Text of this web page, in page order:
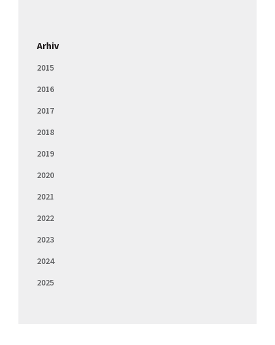
Arhiv
2015
2016
2017
2018
2019
2020
2021
2022
2023
2024
2025